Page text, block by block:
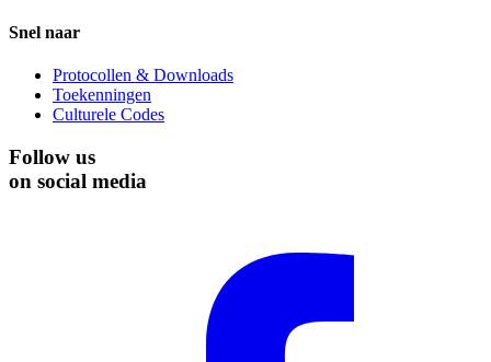
Snel naar
Protocollen & Downloads
Toekenningen
Culturele Codes
Follow us
on social media